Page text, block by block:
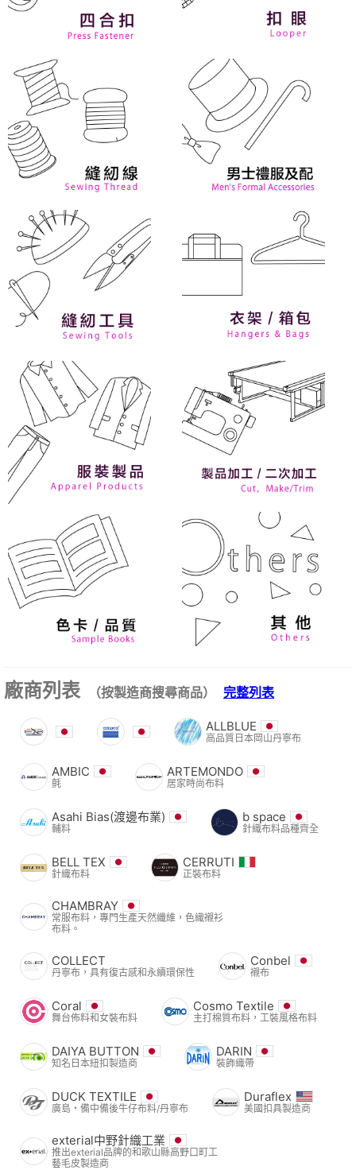
廠商列表 （按製造商搜尋商品） 完整列表
ALLBLUE
高品質日本岡山丹寧布
AMBIC
氈
ARTEMONDO
居家時尚布料
Asahi Bias(渡邊布業)
輔料
b space
針織布料品種齊全
BELL TEX
針織布料
CERRUTI
正裝布料
CHAMBRAY
常服布料，專門生產天然纖維，色織襯衫
布料。
COLLECT
丹寧布，具有復古感和永續環保性
Conbel
襯布
Coral
舞台佈料和女裝布料
Cosmo Textile
主打棉質布料，工裝風格布料
DAIYA BUTTON
知名日本紐扣製造商
DARIN
裝飾織帶
DUCK TEXTILE
廣島・備中備後牛仔布料/丹寧布
Duraflex
美國扣具製造商
exterial中野針織工業
推出exterial品牌的和歌山縣高野口町工
藝毛皮製造商